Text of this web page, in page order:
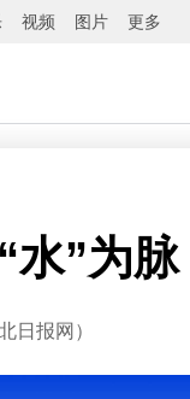
视频 图片 更多
”为
日报网）